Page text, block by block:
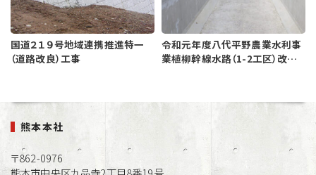
国道２１９号地域連携推進特一
（道路改良）工事
令和元年度八代平野農業水利事
業植柳幹線水路（1-2工区）改修
熊本本社
〒862-0976